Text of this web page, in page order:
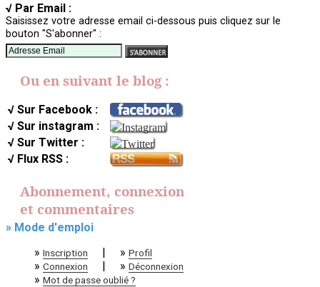
√ Par Email :
Saisissez votre adresse email ci-dessous puis cliquez sur le
bouton "S'abonner" :
Ou en suivant le blog :
√ Sur Facebook :
√ Sur instagram :
√ Sur Twitter :
√ Flux RSS :
Abonnement, connexion
et commentaires
» Mode d'emploi
» Inscription | » Profil
» Connexion | » Déconnexion
» Mot de passe oublié ?